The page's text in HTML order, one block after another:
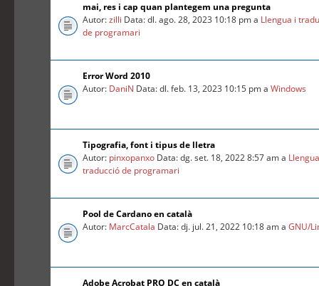
mai, res i cap quan plantegem una pregunta
Autor:zilli Data: dl. ago. 28, 2023 10:18 pm a Llengua i
de programari
Error Word 2010
Autor: DaniN Data: dl. feb. 13, 2023 10:15 pm aWindows
Tipografia, font i tipus de lletra
Autor: pinxopanxo Data: dg. set. 18, 2022 8:57 am a
traducció de programari
Pool de Cardano en català
Autor: MarcCatala Data: dj. jul. 21, 2022 10:18 am aGNU/
Adobe Acrobat PRO DC en català